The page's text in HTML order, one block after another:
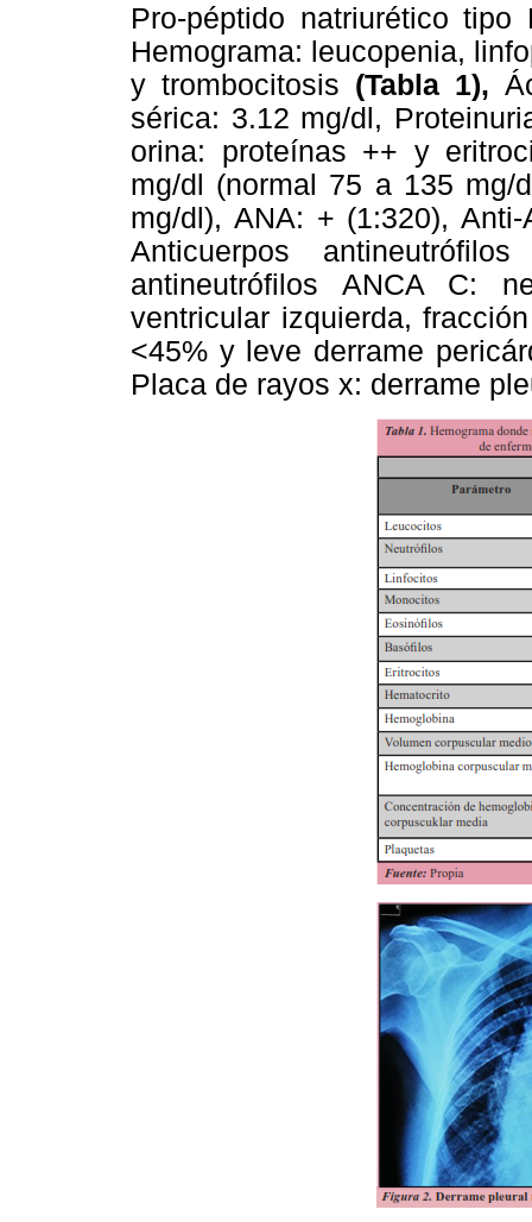
Pro-péptido natriurético
Hemograma: leucopenia,
y trombocitosis (Tabla 1),
sérica: 3.12 mg/dl,
orina: proteínas ++ y
mg/dl (normal 75 a 135
mg/dl), ANA: + (1:320),
Anticuerpos
antineutrófilos ANCA C:
ventricular izquierda,
<45% y leve derrame
Placa de rayos x: derrame